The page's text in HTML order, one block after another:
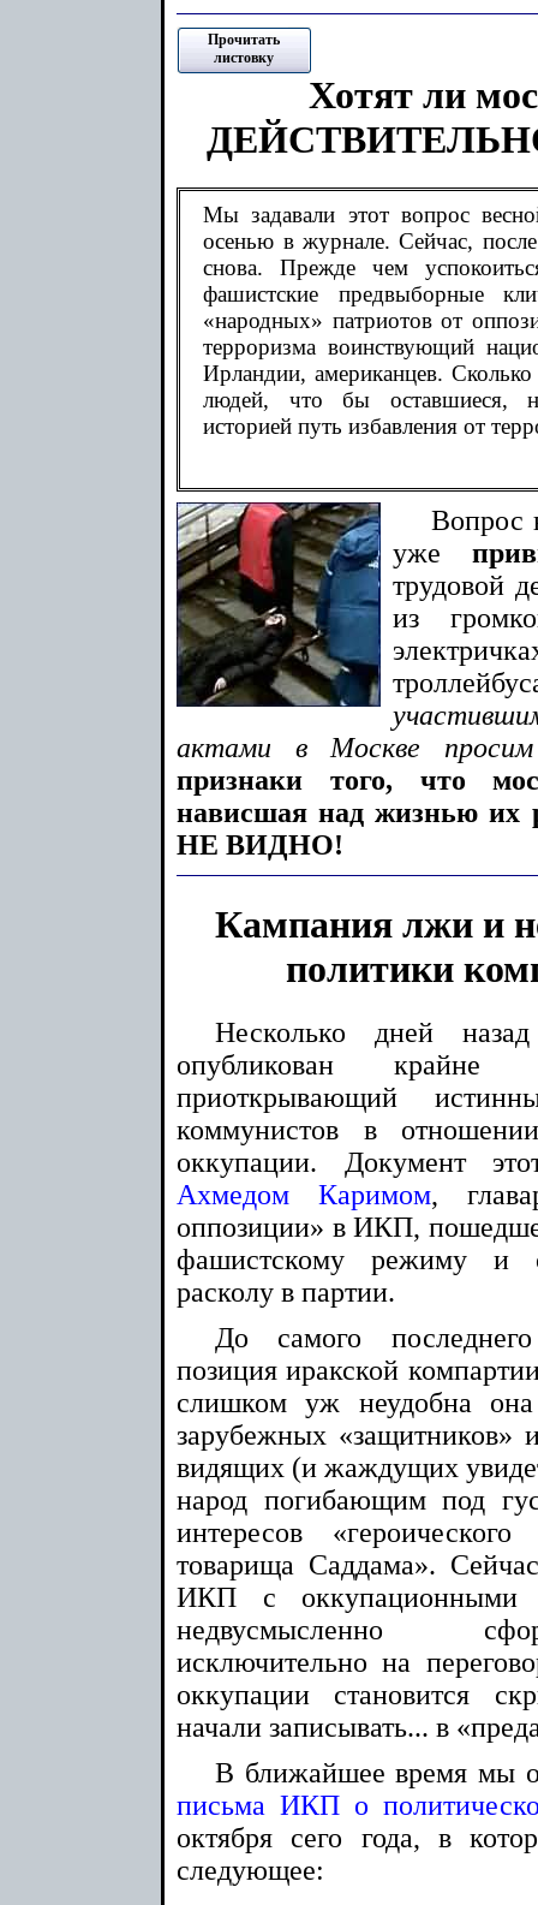
Прочитать
листовку
Хотят ли
Мы задавали этот вопрос
осенью в журнале. Сейчас,
снова. Прежде чем
фашистские предвыборные
«народных» патриотов от
терроризма воинствующий
Ирландии, американцев.
людей, что бы оставшиеся,
историей путь избавления от
Вопрос
уже
трудовой
из
актами в Москве
признаки того, что
нависшая над жизнью
НЕ ВИДНО!
Кампания лжи и
политики
Несколько дней
опубликован крайне
приоткрывающий
коммунистов в
оккупации. Документ
Ахмедом Каримом,
оппозиции» в ИКП,
фашистскому режиму и
расколу в партии.
До самого
позиция иракской
слишком уж неудобна
зарубежных «защитников»
видящих (и жаждущих
народ погибающим под
интересов
товарища Саддама».
ИКП с
недвусмысленно
исключительно на
оккупации становится
начали записывать... в
В ближайшее время мы
письма ИКП о
октября сего года, в
следующее: